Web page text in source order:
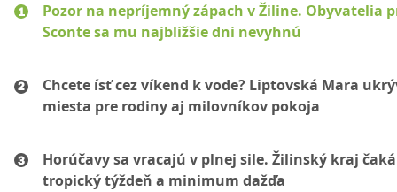
Pozor na nepríjemný zápach v Žiline. Obyvatelia
Sconte sa mu najbližšie dni nevyhnú
Chcete ísť cez víkend k vode? Liptovská Mara
miesta pre rodiny aj milovníkov pokoja
Horúčavy sa vracajú v plnej sile. Žilinský kraj čaká
tropický týždeň a minimum dažďa